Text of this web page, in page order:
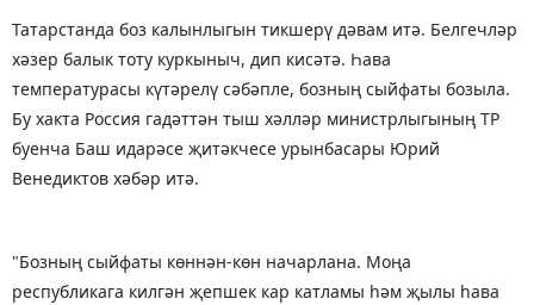
Татарстанда боз калынлыгын тикшерү дәвам итә. Белгечләр
хәзер балык тоту куркыныч, дип кисәтә. Һава
температурасы күтәрелү сәбәпле, бозның сыйфаты бозыла.
Бу хакта Россия гадәттән тыш хәлләр министрлыгының ТР
буенча Баш идарәсе җитәкчесе урынбасары Юрий
Венедиктов хәбәр итә.
"Бозның сыйфаты көннән-көн начарлана. Моңа
республикага килгән җепшек кар катламы һәм җылы һава